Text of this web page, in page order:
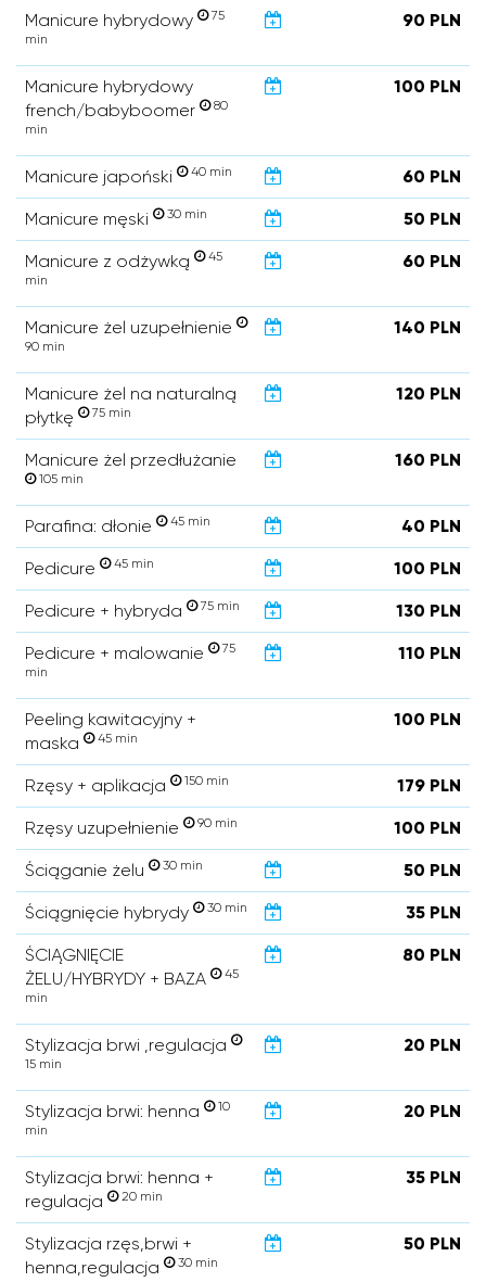
Manicure hybrydowy
75
min
90 PLN
Manicure hybrydowy
french/babyboomer
80
min
100 PLN
Manicure japoński 40 min 60 PLN
Manicure męski 30 min 50 PLN
Manicure z odżywką
45
min
60 PLN
Manicure żel uzupełnienie
90 min
140 PLN
Manicure żel na naturalną
płytkę
75 min
120 PLN
Manicure żel przedłużanie
105 min
160 PLN
Parafina: dłonie 45 min 40 PLN
Pedicure 45 min 100 PLN
Pedicure + hybryda 75 min 130 PLN
Pedicure + malowanie
75
min
110 PLN
Peeling kawitacyjny +
maska
45 min
100 PLN
Rzęsy + aplikacja 150 min 179 PLN
Rzęsy uzupełnienie 90 min 100 PLN
Ściąganie żelu 30 min 50 PLN
Ściągnięcie hybrydy 30 min 35 PLN
ŚCIĄGNIĘCIE
ŻELU/HYBRYDY + BAZA
45
min
80 PLN
Stylizacja brwi ,regulacja
15 min
20 PLN
Stylizacja brwi: henna
10
min
20 PLN
Stylizacja brwi: henna +
regulacja
20 min
35 PLN
Stylizacja rzęs,brwi +
henna,regulacja
30 min
50 PLN